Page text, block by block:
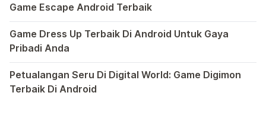
Game Escape Android Terbaik
Dalam dunia game Android, genre escape telah mencuri
Game Dress Up Terbaik Di Android Untuk Gaya
Pribadi Anda
Saat ini, platform Android telah menjadi wadah kreativitas
Petualangan Seru Di Digital World: Game Digimon
Terbaik Di Android